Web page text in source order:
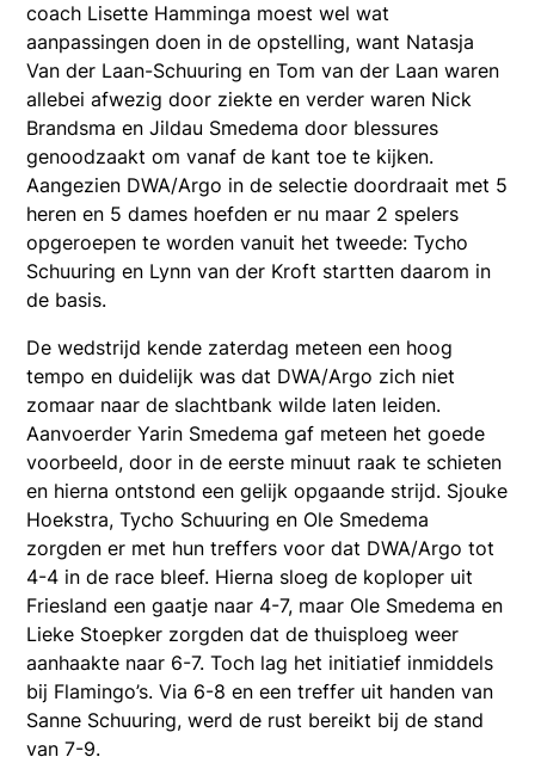
coach Lisette Hamminga moest wel wat
aanpassingen doen in de opstelling, want Natasja
Van der Laan-Schuuring en Tom van der Laan waren
allebei afwezig door ziekte en verder waren Nick
Brandsma en Jildau Smedema door blessures
genoodzaakt om vanaf de kant toe te kijken.
Aangezien DWA/Argo in de selectie doordraait met 5
heren en 5 dames hoefden er nu maar 2 spelers
opgeroepen te worden vanuit het tweede: Tycho
Schuuring en Lynn van der Kroft startten daarom in
de basis.
De wedstrijd kende zaterdag meteen een hoog
tempo en duidelijk was dat DWA/Argo zich niet
zomaar naar de slachtbank wilde laten leiden.
Aanvoerder Yarin Smedema gaf meteen het goede
voorbeeld, door in de eerste minuut raak te schieten
en hierna ontstond een gelijk opgaande strijd. Sjouke
Hoekstra, Tycho Schuuring en Ole Smedema
zorgden er met hun treffers voor dat DWA/Argo tot
4-4 in de race bleef. Hierna sloeg de koploper uit
Friesland een gaatje naar 4-7, maar Ole Smedema en
Lieke Stoepker zorgden dat de thuisploeg weer
aanhaakte naar 6-7. Toch lag het initiatief inmiddels
bij Flamingo’s. Via 6-8 en een treffer uit handen van
Sanne Schuuring, werd de rust bereikt bij de stand
van 7-9.